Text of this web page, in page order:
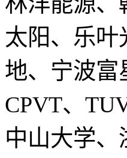
太阳、乐叶
地、宁波富
CPVT、
中山大学、